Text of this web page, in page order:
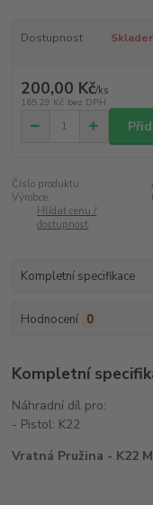
Dostupnost
200,00 Kč/ks
165,29 Kč bez DPH
Číslo produktu:
Výrobce:
Hlídat cenu /
dostupnost
Kompletní specifikace
Hodnocení 0
Kompletní
Náhradní díl pro:
- Pistol: K22
Vratná Pružina - K22